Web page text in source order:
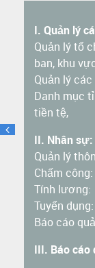
I. Quản lý
Quản lý tổ
ban, khu
Quản lý
Danh mục
tiền tệ,
II. Nhân sự:
Quản lý
Chấm công:
Tính lương:
Tuyển dụng:
Báo cáo
III. Báo